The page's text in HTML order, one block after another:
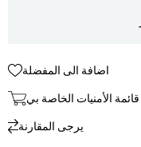
اضافة الى المفضلة
الأمنيات الخاصة بي
يرجى المقارنة